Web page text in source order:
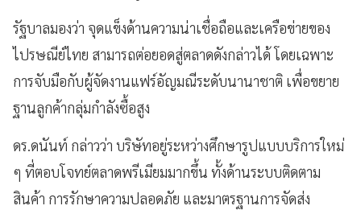
รัฐบาลมองว่า จุดแข็งด้านความน่าเชื่อถือและเครือข่ายของ
ไปรษณีย์ไทย สามารถต่อยอดสู่ตลาดดังกล่าวได้ โดยเฉพาะ
การจับมือกับผู้จัดงานแฟร์อัญมณีระดับนานาชาติ เพื่อขยาย
ฐานลูกค้ากลุ่มกำลังซื้อสูง
ดร.ดนันท์ กล่าวว่า บริษัทอยู่ระหว่างศึกษารูปแบบบริการใหม่
ๆ ที่ตอบโจทย์ตลาดพรีเมียมมากขึ้น ทั้งด้านระบบติดตาม
สินค้า การรักษาความปลอดภัย และมาตรฐานการจัดส่ง